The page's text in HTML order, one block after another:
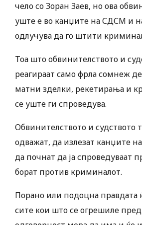
чело со Зоран Заев, но ова
уште е во канџите на СДСМ и
одлучува да го штити
Тоа што обвинителството и
реагираат само фрла сомнеж
матни зделки, рекетирања и
се уште ги спроведува.
Обвинителството и судството
одважат, да излезат канџите
да почнат да ја спроведуваат
борат против криминалот.
Порано или подоцна правдата
сите кои што се огрешиле